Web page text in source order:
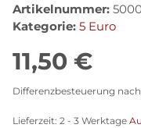
Artikelnummer:
Kategorie: 5 Euro
11,50 €
Differenzbesteuerung nach
Lieferzeit: 2 - 3 Werktage